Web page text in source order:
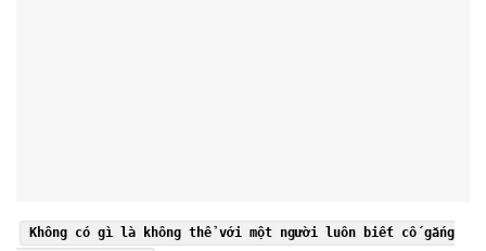
Không có gì là không thể với một người luôn biết cố gắng